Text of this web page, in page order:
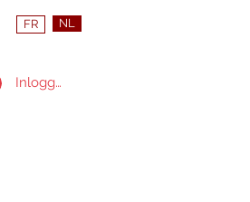
FR NL
Inloggen